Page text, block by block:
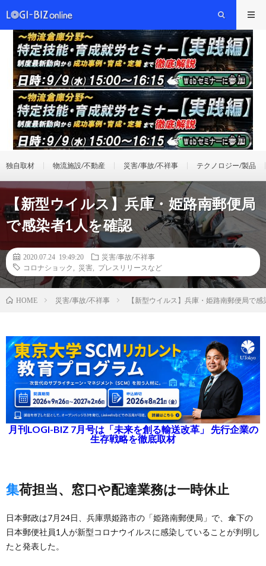
独自取材 物流施設/不動産 災害/事故/不祥事 テクノロジー/製品
【新型ウイルス】兵庫・姫路南郵便局
で感染者1人を確認
2020.07.24 19:49:20
災害/事故/不祥事
コロナショック
災害 プレスリリースなど
HOME 災害/事故/不祥事 【新型ウイルス】兵庫・姫路南郵便局で
月刊LOGI-BIZ 7月号は「未来を創る輸送改革」 先行企業の
生存戦略を徹底取材
集荷担当、窓口や配達業務は一時休止
日本郵政は7月24日、兵庫県姫路市の「姫路南郵便局」で、傘下の
日本郵便社員1人が新型コロナウイルスに感染していることが判明し
たと発表した。